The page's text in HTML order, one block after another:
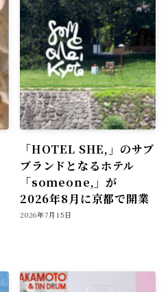
「HOTEL SHE,」のサブ
ブランドとなるホテル
「someone,」が
2026年8月に京都で開業
2026年7月15日